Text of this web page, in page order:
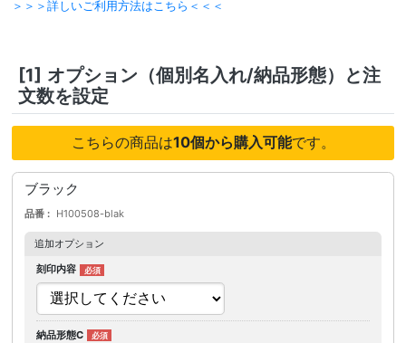
＞＞＞詳しいご利用方法はこちら＜＜＜
[1] オプション（個別名入れ/納品形態）と注
文数を設定
こちらの商品は10個から購入可能です。
ブラック
品番 H100508-blak
追加オプション
刻印内容
納品形態C